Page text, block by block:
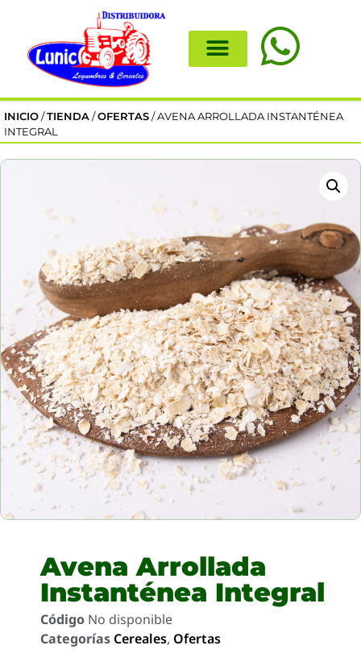
INICIO /TIENDA /OFERTAS / AVENA ARROLLADA INSTANTÉNEA
INTEGRAL
Avena Arrollada
Instanténea Integral
Código No disponible
Categorías Cereales, Ofertas